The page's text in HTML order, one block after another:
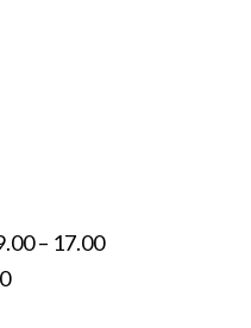
– 17.00